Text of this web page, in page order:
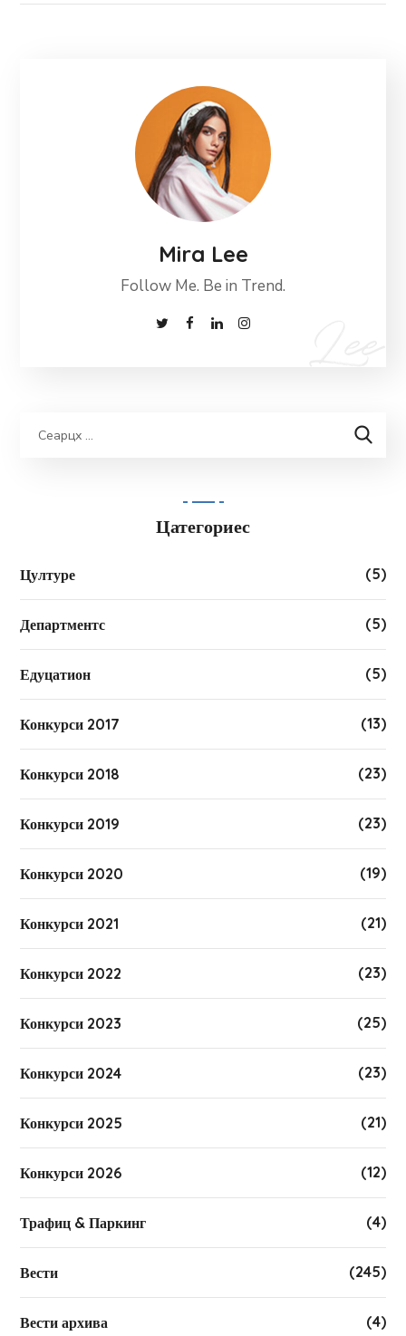
Mira Lee
Follow Me. Be in Trend.
Цатегориес
Цултуре (5)
Департментс (5)
Едуцатион (5)
Конкурси 2017 (13)
Конкурси 2018 (23)
Конкурси 2019 (23)
Конкурси 2020 (19)
Конкурси 2021 (21)
Конкурси 2022 (23)
Конкурси 2023 (25)
Конкурси 2024 (23)
Конкурси 2025 (21)
Конкурси 2026 (12)
Трафиц & Паркинг (4)
Вести (245)
Вести архива (4)